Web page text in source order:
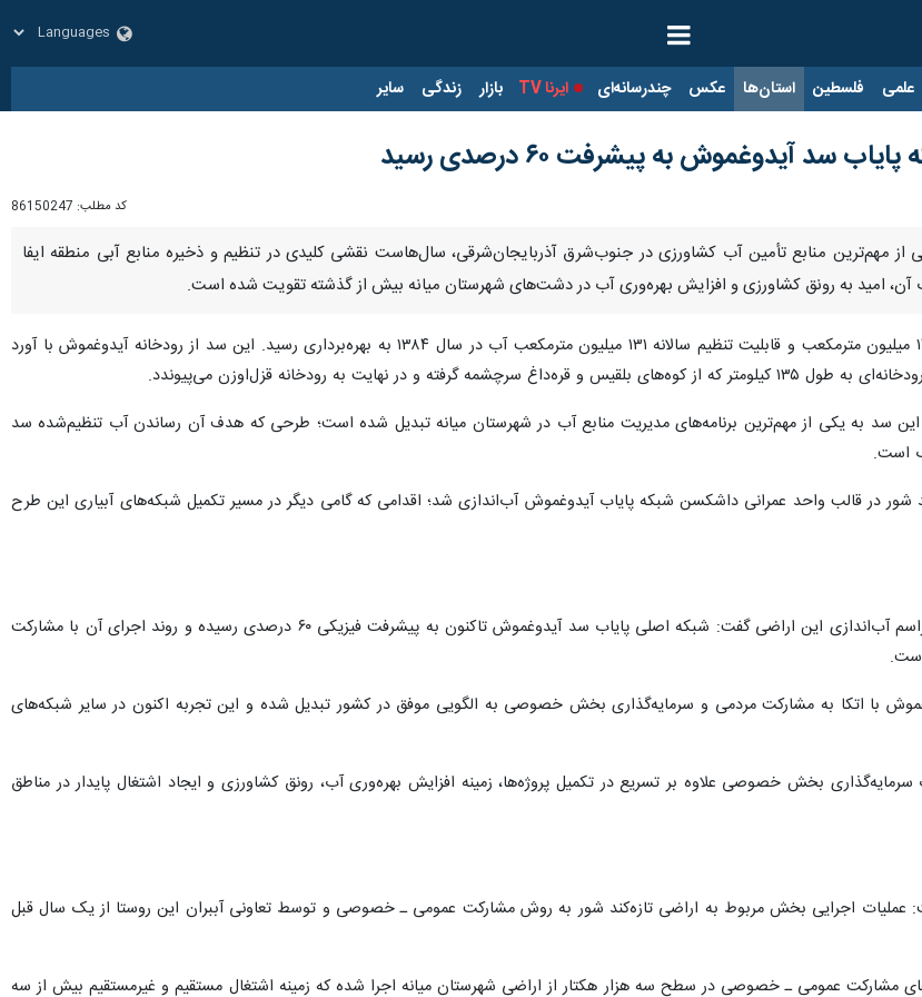
علمی فلسطین استان‌ها عکس چندرسانه‌ای ایرنا TV بازار زندگی سایر
آیدوغموش به پیشرفت ۶۰ درصدی رسید
کد مطلب: 86150247
از مهم‌ترین منابع تأمین آب کشاورزی در جنوب‌شرق آذربایجان‌شرقی، سال‌هاست نقشی کلیدی در تنظیم و ذخیره منابع آبی منطقه ایفا
به گزارش ایرنا، سد آیدوغموش با ظرفیت ذخیره ۱۴۶ میلیون مترمکعب و قابلیت تنظیم سالانه ۱۳۱ میلیون مترمکعب آب در سال ۱۳۸۴ به بهره‌برداری رسید. این سد از رودخانه آیدوغموش با آورد
این سد به یکی از مهم‌ترین برنامه‌های مدیریت منابع آب در شهرستان میانه تبدیل شده است؛ طرحی که هدف آن رساندن آب تنظیم‌شده سد
است.
روستای تازه‌کند شور در قالب واحد عمرانی داشکسن شبکه پایاب آیدوغموش آب‌اندازی شد؛ اقدامی که گامی دیگر در مسیر تکمیل شبکه‌های آبیاری این طرح
مدیرعامل شرکت آب منطقه‌ای آذربایجان‌شرقی در مراسم آب‌اندازی این اراضی گفت: شبکه اصلی پایاب سد آیدوغموش تاکنون به پیشرفت فیزیکی ۶۰ درصدی رسیده و روند اجرای آن با مشارکت
با اتکا به مشارکت مردمی و سرمایه‌گذاری بخش خصوصی به الگویی موفق در کشور تبدیل شده و این تجربه اکنون در سایر شبکه‌های
بخش خصوصی علاوه بر تسریع در تکمیل پروژه‌ها، زمینه افزایش بهره‌وری آب، رونق کشاورزی و ایجاد اشتغال پایدار در مناطق
عملیات اجرایی بخش مربوط به اراضی تازه‌کند شور به روش مشارکت عمومی ـ خصوصی و توسط تعاونی آببران این روستا از یک سال قبل
تفاهم‌نامه‌های مشارکت عمومی ـ خصوصی در سطح سه هزار هکتار از اراضی شهرستان میانه اجرا شده که زمینه اشتغال مستقیم و غیرمستقیم بیش از سه